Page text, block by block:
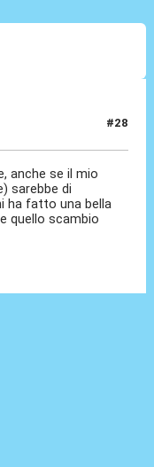
#28
anche se il mio
sarebbe di
ha fatto una bella
quello scambio